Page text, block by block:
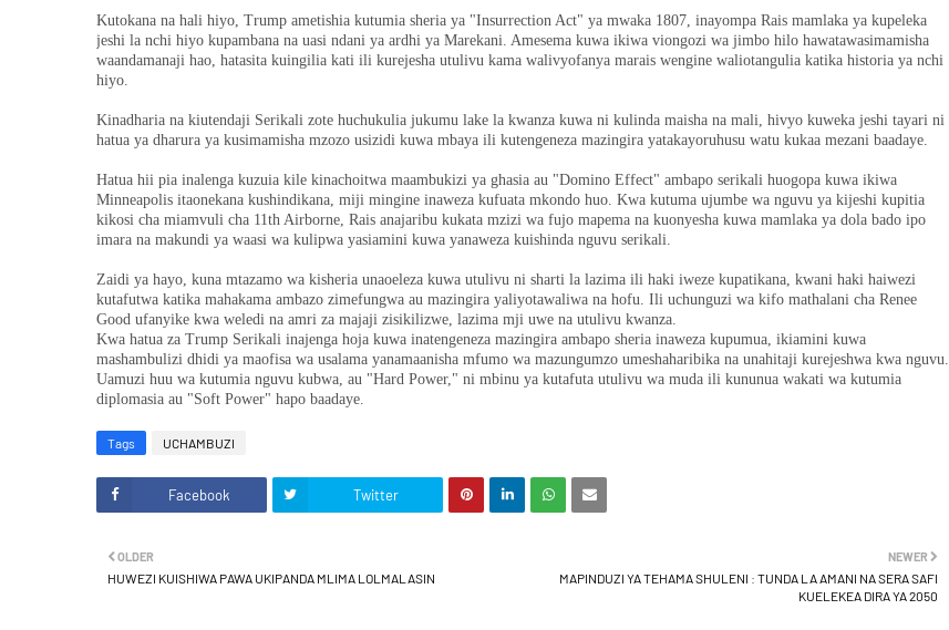
Kutokana na hali hiyo, Trump ametishia kutumia sheria ya "Insurrection Act" ya mwaka 1807, inayompa Rais mamlaka ya kupeleka
jeshi la nchi hiyo kupambana na uasi ndani ya ardhi ya Marekani. Amesema kuwa ikiwa viongozi wa jimbo hilo hawatawasimamisha
waandamanaji hao, hatasita kuingilia kati ili kurejesha utulivu kama walivyofanya marais wengine waliotangulia katika historia ya nchi
hiyo.
Kinadharia na kiutendaji Serikali zote huchukulia jukumu lake la kwanza kuwa ni kulinda maisha na mali, hivyo kuweka jeshi tayari ni
hatua ya dharura ya kusimamisha mzozo usizidi kuwa mbaya ili kutengeneza mazingira yatakayoruhusu watu kukaa mezani baadaye.
Hatua hii pia inalenga kuzuia kile kinachoitwa maambukizi ya ghasia au "Domino Effect" ambapo serikali huogopa kuwa ikiwa
Minneapolis itaonekana kushindikana, miji mingine inaweza kufuata mkondo huo. Kwa kutuma ujumbe wa nguvu ya kijeshi kupitia
kikosi cha miamvuli cha 11th Airborne, Rais anajaribu kukata mzizi wa fujo mapema na kuonyesha kuwa mamlaka ya dola bado ipo
imara na makundi ya waasi wa kulipwa yasiamini kuwa yanaweza kuishinda nguvu serikali.
Zaidi ya hayo, kuna mtazamo wa kisheria unaoeleza kuwa utulivu ni sharti la lazima ili haki iweze kupatikana, kwani haki haiwezi
kutafutwa katika mahakama ambazo zimefungwa au mazingira yaliyotawaliwa na hofu. Ili uchunguzi wa kifo mathalani cha Renee
Good ufanyike kwa weledi na amri za majaji zisikilizwe, lazima mji uwe na utulivu kwanza.
Kwa hatua za Trump Serikali inajenga hoja kuwa inatengeneza mazingira ambapo sheria inaweza kupumua, ikiamini kuwa
mashambulizi dhidi ya maofisa wa usalama yanamaanisha mfumo wa mazungumzo umeshaharibika na unahitaji kurejeshwa kwa nguvu.
Uamuzi huu wa kutumia nguvu kubwa, au "Hard Power," ni mbinu ya kutafuta utulivu wa muda ili kununua wakati wa kutumia
diplomasia au "Soft Power" hapo baadaye.
Tags UCHAMBUZI
Facebook Twitter
NEWER
MAPINDUZI YA TEHAMA SHULENI : TUNDA LA AMANI NA SERA SAFI
KUELEKEA DIRA YA 2050
OLDER
HUWEZI KUISHIWA PAWA UKIPANDA MLIMA LOLMALASIN